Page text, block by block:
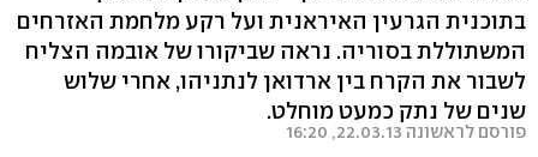
בתוכנית הגרעין האיראנית ועל רקע מלחמת האזרחים
המשתוללת בסוריה. נראה שביקורו של אובמה הצליח
לשבור את הקרח בין ארדואן לנתניהו, אחרי שלוש
שנים של נתק כמעט מוחלט.
פורסם לראשונה 22.03.13, 16:20